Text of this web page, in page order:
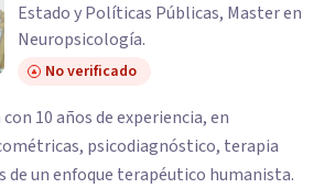
Estado y Políticas Públicas, Master en
Neuropsicología.
No verificado
10 años de experiencia, en
psicodiagnóstico, terapia
de un enfoque terapéutico humanista.